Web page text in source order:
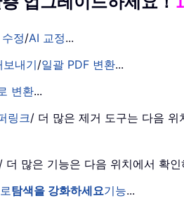
정/AI 교정...
내기/일괄 PDF 변환...
변환...
링크/ 더 많은 제거 도구는 다음 위
/ 더 많은 기능은 다음 위치에서 확인
탐색을 강화하세요기능...